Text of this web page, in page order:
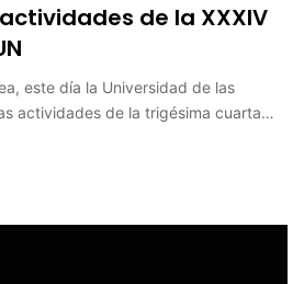
de la XXXIV
este día la Universidad de las
actividades de la trigésima cuarta…